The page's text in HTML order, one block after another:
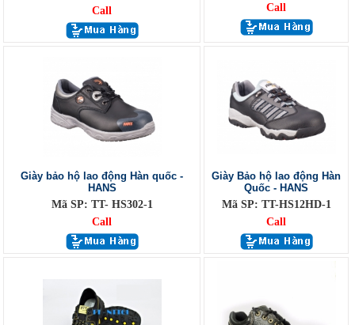
Call
Call
Giày bảo hộ lao động Hàn quốc -
HANS
Mã SP: TT- HS302-1
Call
Giày Bảo hộ lao động Hàn
Quốc - HANS
Mã SP: TT-HS12HD-1
Call